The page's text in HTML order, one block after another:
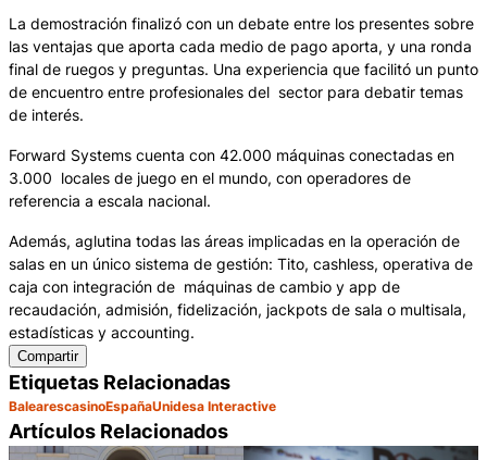
La demostración finalizó con un debate entre los presentes sobre
las ventajas que aporta cada medio de pago aporta, y una ronda
final de ruegos y preguntas. Una experiencia que facilitó un punto
de encuentro entre profesionales del sector para debatir temas
de interés.
Forward Systems cuenta con 42.000 máquinas conectadas en
3.000 locales de juego en el mundo, con operadores de
referencia a escala nacional.
Además, aglutina todas las áreas implicadas en la operación de
salas en un único sistema de gestión: Tito, cashless, operativa de
caja con integración de máquinas de cambio y app de
recaudación, admisión, fidelización, jackpots de sala o multisala,
estadísticas y accounting.
Compartir
Etiquetas Relacionadas
BalearescasinoEspañaUnidesa Interactive
Artículos Relacionados